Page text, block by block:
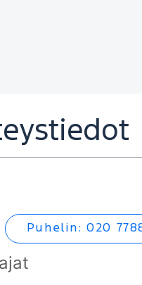
Puhelin: 020